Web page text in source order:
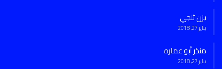
يزن ثلجي
يناير 27, 2018
منذر أبو عماره
يناير 27, 2018